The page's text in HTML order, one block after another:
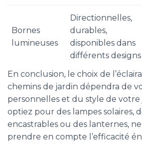
Bornes
lumineuses
Directionnelles,
durables,
disponibles dans
différents designs
En conclusion, le choix de
chemins de jardin dépendra de
personnelles et du style de votre
optiez pour des lampes solaires,
encastrables ou des lanternes,
prendre en compte l’efficacité